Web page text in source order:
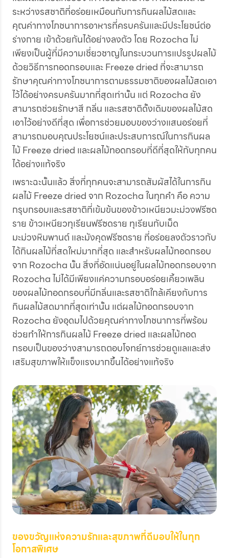
ระหว่างรสชาติที่อร่อยเหมือนกับการกินผลไม้สดและ
คุณค่าทางโภชนาการอาหารที่ครบครันและมีประโยชน์ต่อ
ร่างกาย เข้าด้วยกันได้อย่างลงตัว โดย Rozocha ไม่
เพียงเป็นผู้ที่มีความเชี่ยวชาญในกระบวนการแปรรูปผลไม้
ด้วยวิธีการทอดกรอบและ Freeze dried ที่จะสามารถ
รักษาคุณค่าทางโภชนาการตามธรรมชาติของผลไม้สดเอา
ไว้ได้อย่างครบครันมากที่สุดเท่านั้น แต่ Rozocha ยัง
สามารถช่วยรักษาสี กลิ่น และรสชาติดั้งเดิมของผลไม้สด
เอาไว้อย่างดีที่สุด เพื่อการช่วยมอบของว่างแสนอร่อยที่
สามารถมอบคุณประโยชน์และประสบการณ์ในการกินผล
ไม้ Freeze dried และผลไม้ทอดกรอบที่ดีที่สุดให้กับทุกคน
ได้อย่างแท้จริง
เพราะฉะนั้นแล้ว สิ่งที่ทุกคนจะสามารถสัมผัสได้ในการกิน
ผลไม้ Freeze dried จาก Rozocha ในทุกคำ คือ ความ
กรุบกรอบและรสชาติที่เข้มข้นของข้าวเหนียวมะม่วงฟรีซด
ราย ข้าวเหนียวทุเรียนฟรีซดราย ทุเรียนกับเม็ด
มะม่วงหิมพานต์ และมังคุดฟรีซดราย ที่อร่อยลงตัวราวกับ
ได้กินผลไม้ที่สดใหม่มากที่สุด และสำหรับผลไม้ทอดกรอบ
จาก Rozocha นั้น สิ่งที่อัดแน่นอยู่ในผลไม้ทอดกรอบจาก
Rozocha ไม่ได้มีเพียงแค่ความกรอบอร่อยเคี้ยวเพลิน
ของผลไม้ทอดกรอบที่มีกลิ่นและรสชาติใกล้เคียงกับการ
กินผลไม้สดมากที่สุดเท่านั้น แต่ผลไม้ทอดกรอบจาก
Rozocha ยังอุดมไปด้วยคุณค่าทางโภชนาการที่พร้อม
ช่วยทำให้การกินผลไม้ Freeze dried และผลไม้ทอด
กรอบเป็นของว่างสามารถตอบโจทย์การช่วยดูแลและส่ง
เสริมสุขภาพให้แข็งแรงมากขึ้นได้อย่างแท้จริง
ของขวัญแห่งความรักและสุขภาพที่ดีมอบให้ในทุก
โอกาสพิเศษ